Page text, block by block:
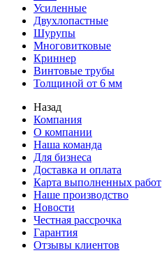
Усиленные
Двухлопастные
Шурупы
Многовитковые
Криннер
Винтовые трубы
Толщиной от 6 мм
Назад
Компания
О компании
Наша команда
Для бизнеса
Доставка и оплата
Карта выполненных работ
Наше производство
Новости
Честная рассрочка
Гарантия
Отзывы клиентов